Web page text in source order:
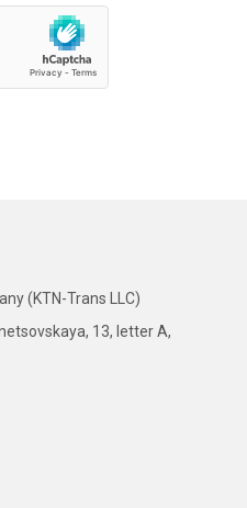
(KTN-Trans LLC)
13, letter A,